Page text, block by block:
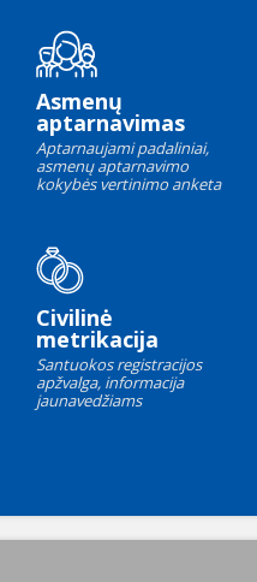
Asmenų
aptarnavimas
Aptarnaujami padaliniai,
asmenų aptarnavimo
kokybės vertinimo anketa
Civilinė
metrikacija
Santuokos registracijos
apžvalga, informacija
jaunavedžiams